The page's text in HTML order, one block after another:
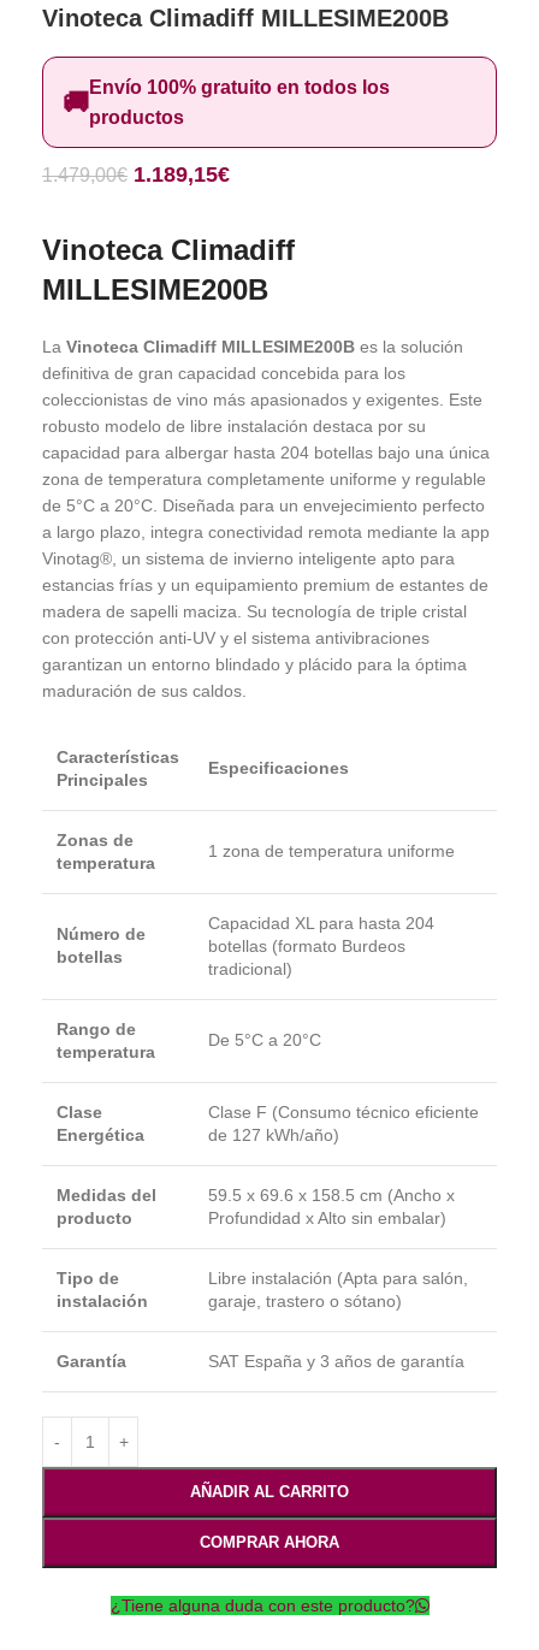
Vinoteca Climadiff MILLESIME200B
🚚Envío 100% gratuito en todos los
productos
1.479,00€ 1.189,15€
Vinoteca Climadiff
MILLESIME200B
La Vinoteca Climadiff MILLESIME200B es la solución
definitiva de gran capacidad concebida para los
coleccionistas de vino más apasionados y exigentes. Este
robusto modelo de libre instalación destaca por su
capacidad para albergar hasta 204 botellas bajo una única
zona de temperatura completamente uniforme y regulable
de 5°C a 20°C. Diseñada para un envejecimiento perfecto
a largo plazo, integra conectividad remota mediante la app
Vinotag®, un sistema de invierno inteligente apto para
estancias frías y un equipamiento premium de estantes de
madera de sapelli maciza. Su tecnología de triple cristal
con protección anti-UV y el sistema antivibraciones
garantizan un entorno blindado y plácido para la óptima
maduración de sus caldos.
Características
Principales
Especificaciones
Zonas de
temperatura
1 zona de temperatura uniforme
Número de
botellas
Capacidad XL para hasta 204
botellas (formato Burdeos
tradicional)
Rango de
temperatura
De 5°C a 20°C
Clase
Energética
Clase F (Consumo técnico eficiente
de 127 kWh/año)
Medidas del
producto
59.5 x 69.6 x 158.5 cm (Ancho x
Profundidad x Alto sin embalar)
Tipo de
instalación
Libre instalación (Apta para salón,
garaje, trastero o sótano)
Garantía SAT España y 3 años de garantía
AÑADIR AL CARRITO
COMPRAR AHORA
¿Tiene alguna duda con este producto?